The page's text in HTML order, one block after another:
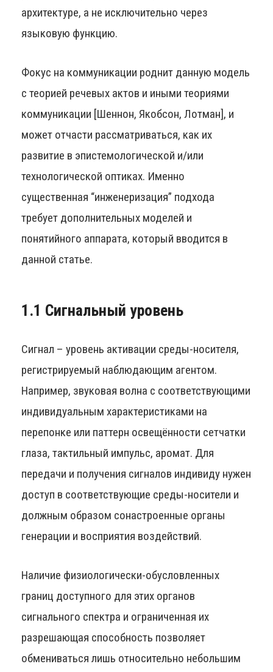
архитектуре, а не исключительно через
языковую функцию.
Фокус на коммуникации роднит данную модель
с теорией речевых актов и иными теориями
коммуникации [Шеннон, Якобсон, Лотман], и
может отчасти рассматриваться, как их
развитие в эпистемологической и/или
технологической оптиках. Именно
существенная “инженеризация” подхода
требует дополнительных моделей и
понятийного аппарата, который вводится в
данной статье.
1.1 Сигнальный уровень
Сигнал – уровень активации среды-носителя,
регистрируемый наблюдающим агентом.
Например, звуковая волна с соответствующими
индивидуальным характеристиками на
перепонке или паттерн освещённости сетчатки
глаза, тактильный импульс, аромат. Для
передачи и получения сигналов индивиду нужен
доступ в соответствующие среды-носители и
должным образом сонастроенные органы
генерации и восприятия воздействий.
Наличие физиологически-обусловленных
границ доступного для этих органов
сигнального спектра и ограниченная их
разрешающая способность позволяет
обмениваться лишь относительно небольшим